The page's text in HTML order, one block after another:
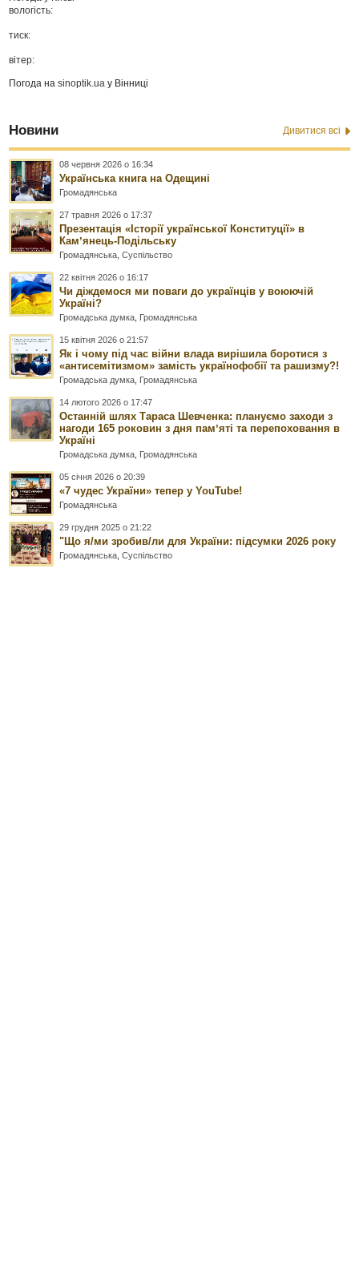
вологість:
тиск:
вітер:
Погода наsinoptik.ua у Вінниці
Новини Дивитися всі
08 червня 2026 о 16:34
Українська книга на Одещині
Громадянська
27 травня 2026 о 17:37
Презентація «Історії української Конституції» в
Камʼянець-Подільську
Громадянська ,Суспільство
22 квітня 2026 о 16:17
Чи діждемося ми поваги до українців у воюючій
Україні?
Громадська думка Громадянська
15 квітня 2026 о 21:57
Як і чому під час війни влада вирішила боротися з
«антисемітизмом» замість українофобії та рашизму?!
Громадська думка Громадянська
14 лютого 2026 о 17:47
Останній шлях Тараса Шевченка: плануємо заходи з
нагоди 165 роковин з дня памʼяті та перепоховання в
Україні
Громадська думка Громадянська
05 січня 2026 о 20:39
«7 чудес України» тепер у YouTube!
Громадянська
29 грудня 2025 о 21:22
"Що я/ми зробив/ли для України: підсумки 2026 року
Громадянська ,Суспільство